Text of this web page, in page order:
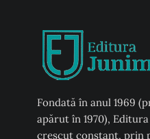
Fondată în anul 1969
apărut în 1970),
crescut constant, prin